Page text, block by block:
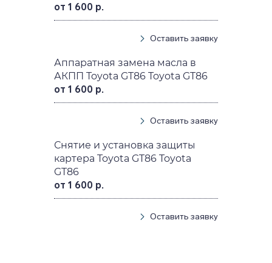
от 1 600 р.
Оставить заявку
Аппаратная замена масла в
АКПП Toyota GT86 Toyota GT86
от 1 600 р.
Оставить заявку
Снятие и установка защиты
картера Toyota GT86 Toyota
GT86
от 1 600 р.
Оставить заявку